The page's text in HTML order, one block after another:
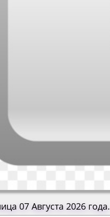
07 Августа 2026 года.